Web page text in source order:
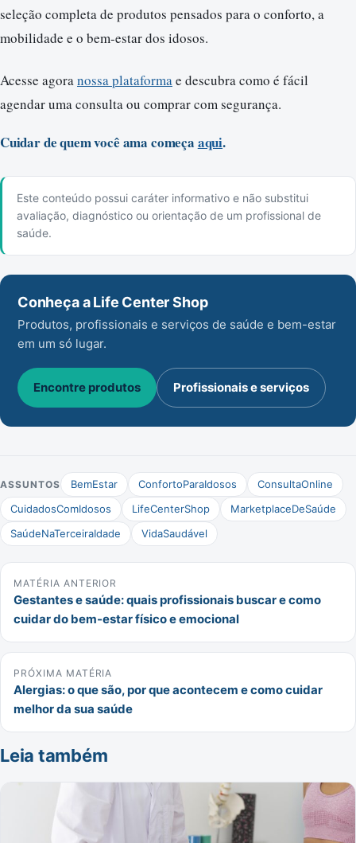
seleção completa de produtos pensados para o conforto, a
mobilidade e o bem-estar dos idosos.
Acesse agoranossa plataformae descubra como é fácil
agendar uma consulta ou comprar com segurança.
Cuidar de quem você ama começa aqui.
Este conteúdo possui caráter informativo e não substitui
avaliação, diagnóstico ou orientação de um profissional de
saúde.
Conheça a Life Center Shop
Produtos, profissionais e serviços de saúde e bem-estar
em um só lugar.
Encontre produtos Profissionais e serviços
ASSUNTOS BemEstar ConfortoParaIdosos
ConsultaOnline
CuidadosComIdosos
LifeCenterShop
MarketplaceDeSaúde
SaúdeNaTerceiraIdade
VidaSaudável
MATÉRIA ANTERIOR
Gestantes e saúde: quais profissionais buscar e como
cuidar do bem-estar físico e emocional
PRÓXIMA MATÉRIA
Alergias: o que são, por que acontecem e como cuidar
melhor da sua saúde
Leia também